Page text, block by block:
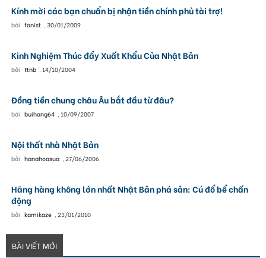
Kính mời các bạn chuẩn bị nhận tiền chính phủ tài trợ!
bởi fonist , 30/01/2009
Kinh Nghiệm Thúc đẩy Xuất Khẩu Của Nhật Bản
bởi ttnb , 14/10/2004
Đồng tiền chung châu Âu bắt đầu từ đâu?
bởi buihang64 , 10/09/2007
Nội thất nhà Nhật Bản
bởi hanahoasua , 27/06/2006
Hãng hàng không lớn nhất Nhật Bản phá sản: Cú đổ bể chấn
động
bởi kamikaze , 23/01/2010
BÀI VIẾT MỚI